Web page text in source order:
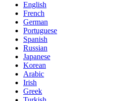
English
French
German
Portuguese
Spanish
Russian
Japanese
Korean
Arabic
Irish
Greek